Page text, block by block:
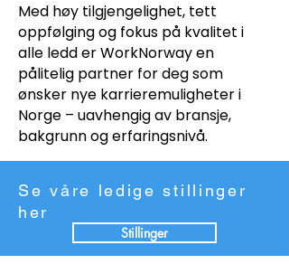
Med høy tilgjengelighet, tett
oppfølging og fokus på kvalitet i
alle ledd er WorkNorway en
pålitelig partner for deg som
ønsker nye karrieremuligheter i
Norge – uavhengig av bransje,
bakgrunn og erfaringsnivå.
Se våre ledige stillinger
her
Stillinger